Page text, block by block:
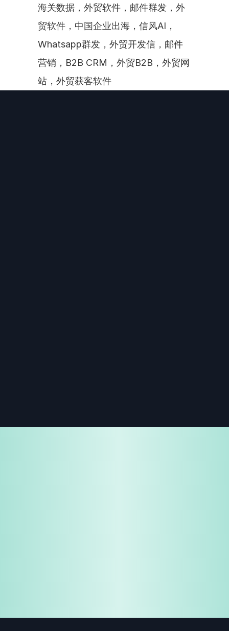
海关数据，外贸软件，邮件群发，外
贸软件，中国企业出海，信风AI，
Whatsapp群发，外贸开发信，邮件
营销，B2B CRM，外贸B2B，外贸网
站，外贸获客软件